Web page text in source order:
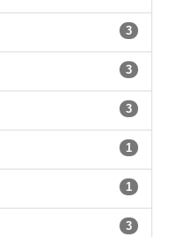
3
3
3
1
1
3